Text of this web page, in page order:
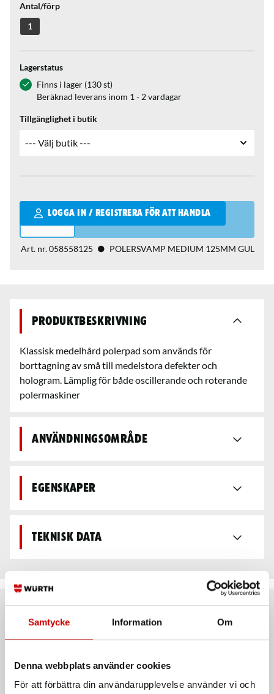
Samtycke Information Om
Denna webbplats använder cookies
För att förbättra din användarupplevelse använder vi och
Antal/förp
1
Lagerstatus
Finns i lager (130 st)
Beräknad leverans inom 1 - 2 vardagar
Tillgänglighet i butik
LOGGA IN / REGISTRERA FÖR ATT HANDLA
Qantity
Art. nr.058558125 POLERSVAMP MEDIUM 125MM GUL
Produktbeskrivning
Klassisk medelhård polerpad som används för
borttagning av små till medelstora defekter och
hologram. Lämplig för både oscillerande och roterande
polermaskiner
Användningsområde
Egenskaper
Teknisk data
Rekommenderat baserat på vald produkt